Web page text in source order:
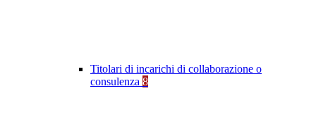
Titolari di incarichi di collaborazione o
consulenza 8